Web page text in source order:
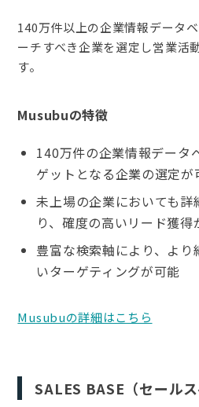
140万件以上の企業情報データ
ーチすべき企業を選定し営業活
す。
Musubuの特徴
140万件の企業情報データ
ゲットとなる企業の選定が
未上場の企業においても
り、確度の高いリード獲得
豊富な検索軸により、よ
いターゲティングが可能
Musubuの詳細はこちら
SALES BASE（セールス